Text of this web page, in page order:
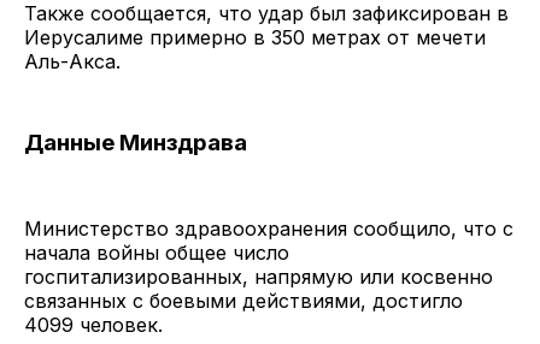
Также сообщается, что удар был зафиксирован в
Иерусалиме примерно в 350 метрах от мечети
Аль-Акса.
Данные Минздрава
Министерство здравоохранения сообщило, что с
начала войны общее число
госпитализированных, напрямую или косвенно
связанных с боевыми действиями, достигло
4099 человек.